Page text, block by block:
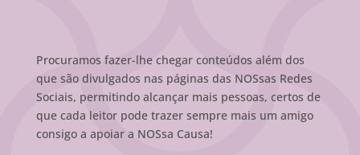
Procuramos fazer-lhe chegar conteúdos além dos
que são divulgados nas páginas das NOSsas Redes
Sociais, permitindo alcançar mais pessoas, certos de
que cada leitor pode trazer sempre mais um amigo
consigo a apoiar a NOSsa Causa!